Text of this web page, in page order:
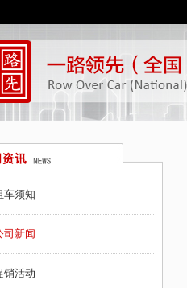
车须知
司新闻
销活动